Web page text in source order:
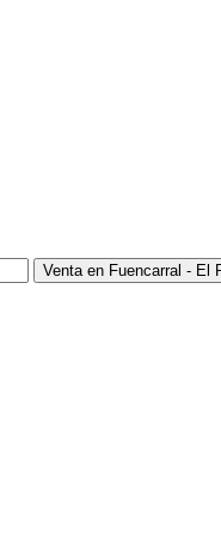
Venta en Fuencarral - El